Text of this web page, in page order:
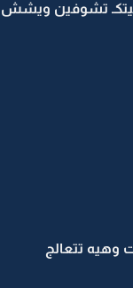
ليتكـ تشوفين ويشش